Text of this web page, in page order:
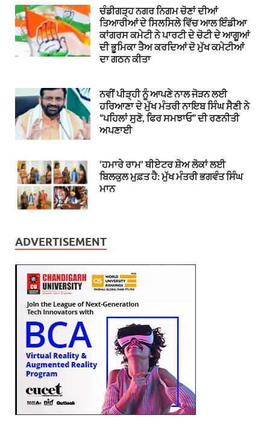
ਚੰਡੀਗੜ੍ਹ ਨਗਰ ਨਿਗਮ ਚੋਣਾਂ ਦੀਆਂ
ਤਿਆਰੀਆਂ ਦੇ ਸਿਲਸਿਲੇ ਵਿੱਚ ਆਲ ਇੰਡੀਆ
ਕਾਂਗਰਸ ਕਮੇਟੀ ਨੇ ਪਾਰਟੀ ਦੇ ਚੋਟੀ ਦੇ ਆਗੂਆਂ
ਦੀ ਭੂਮਿਕਾ ਤੈਅ ਕਰਦਿਆਂ ਦੋ ਮੁੱਖ ਕਮੇਟੀਆਂ
ਦਾ ਗਠਨ ਕੀਤਾ
ਨਵੀਂ ਪੀੜ੍ਹੀ ਨੂੰ ਆਪਣੇ ਨਾਲ ਜੋੜਨ ਲਈ
ਹਰਿਆਣਾ ਦੇ ਮੁੱਖ ਮੰਤਰੀ ਨਾਇਬ ਸਿੰਘ ਸੈਣੀ ਨੇ
“ਪਹਿਲਾਂ ਸੁਣੋ, ਫਿਰ ਸਮਝਾਓ” ਦੀ ਰਣਨੀਤੀ
ਅਪਣਾਈ
‘ਹਮਾਰੇ ਰਾਮ’ ਥੀਏਟਰ ਸ਼ੋਅ ਲੋਕਾਂ ਲਈ
ਬਿਲਕੁਲ ਮੁਫ਼ਤ ਹੈ: ਮੁੱਖ ਮੰਤਰੀ ਭਗਵੰਤ ਸਿੰਘ
ਮਾਨ
ADVERTISEMENT